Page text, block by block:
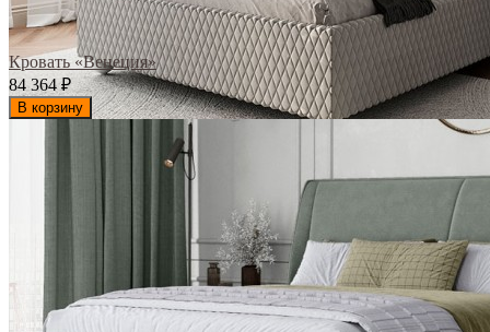
Кровать «Венеция»
84 364₽
В корзину